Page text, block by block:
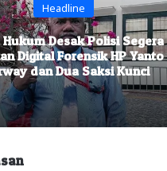
Headline
Hukum Desak Polisi Segera
Digital Forensik HP Yanto
dan Dua Saksi Kunci